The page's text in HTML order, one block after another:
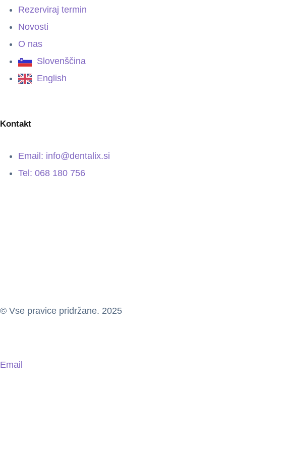
Rezerviraj termin
Novosti
O nas
Slovenščina
English
Kontakt
Email: info@dentalix.si
Tel: 068 180 756
© Vse pravice pridržane. 2025
Email